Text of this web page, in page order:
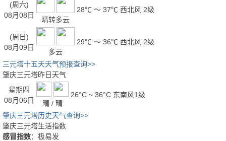
(周六)
08月08日
晴转多云
28℃ ～ 37℃ 西北风 2级
(周日)
08月09日
多云
29℃ ～ 36℃ 西北风 2级
三元塔十五天天气预报查询>>
肇庆三元塔昨日天气
星期四
08月06日
晴 / 晴
26°C ~ 36°C 东南风1级
肇庆三元塔历史天气查询>>
肇庆三元塔生活指数
感冒指数：极易发